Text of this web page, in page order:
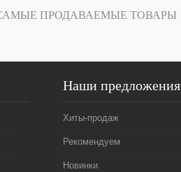
ПРОДАВАЕМЫЕ ТОВАРЫ
Наши предложения
Хиты-продаж
Рекомендуем
Новинки